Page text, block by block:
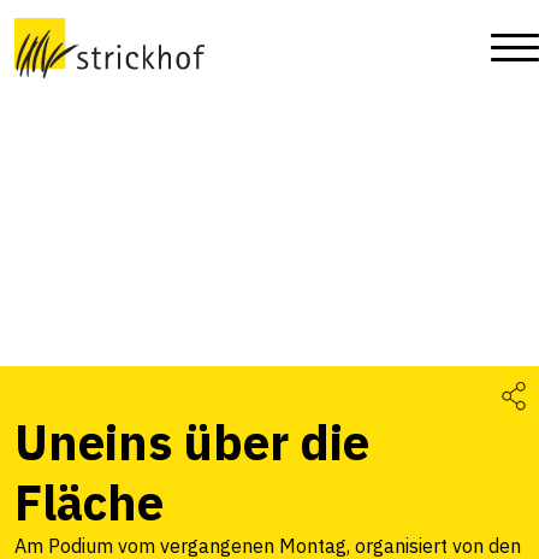
Uneins über die
Fläche
Am Podium vom vergangenen Montag, organisiert von den